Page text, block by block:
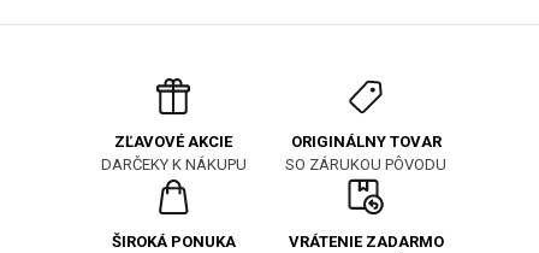
ZĽAVOVÉ AKCIE
DARČEKY K NÁKUPU
ORIGINÁLNY TOVAR
SO ZÁRUKOU PÔVODU
ŠIROKÁ PONUKA
VRÁTENIE ZADARMO